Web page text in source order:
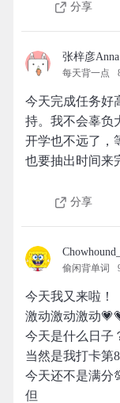
分享
张梓彦Anna
每天背一点
今天完成任务好
持。我不会辜负
开学也不远了，
也要抽出时间来
分享
Chowhound_
偷闲背单词
今天我又来啦！
激动激动激动
今天是什么日子
当然是我打卡第
今天还不是满分
但